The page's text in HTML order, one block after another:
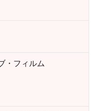
・フィルム